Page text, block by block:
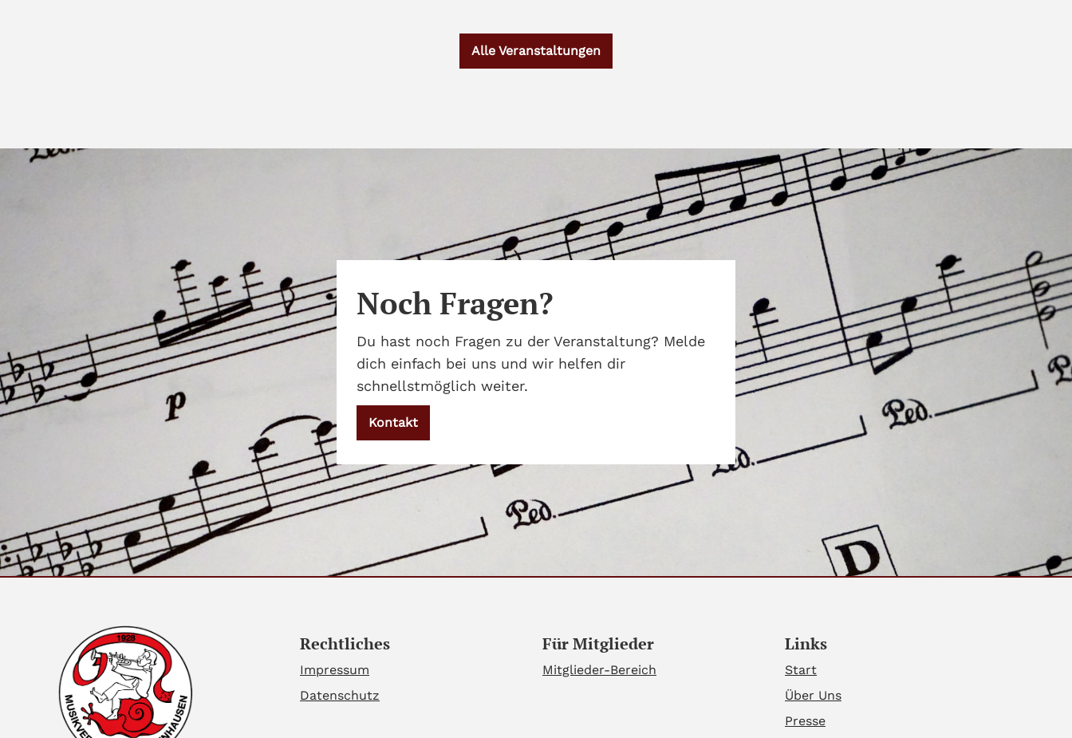
Alle Veranstaltungen
Noch Fragen?
Du hast noch Fragen zu der Veranstaltung? Melde
dich einfach bei uns und wir helfen dir
schnellstmöglich weiter.
Kontakt
Rechtliches
Impressum
Datenschutz
Für Mitglieder
Mitglieder-Bereich
Links
Start
Über Uns
Presse